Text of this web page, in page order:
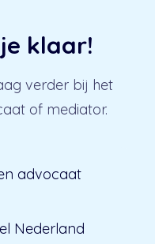
klaar!
verder bij het
of mediator.
advocaat
Nederland